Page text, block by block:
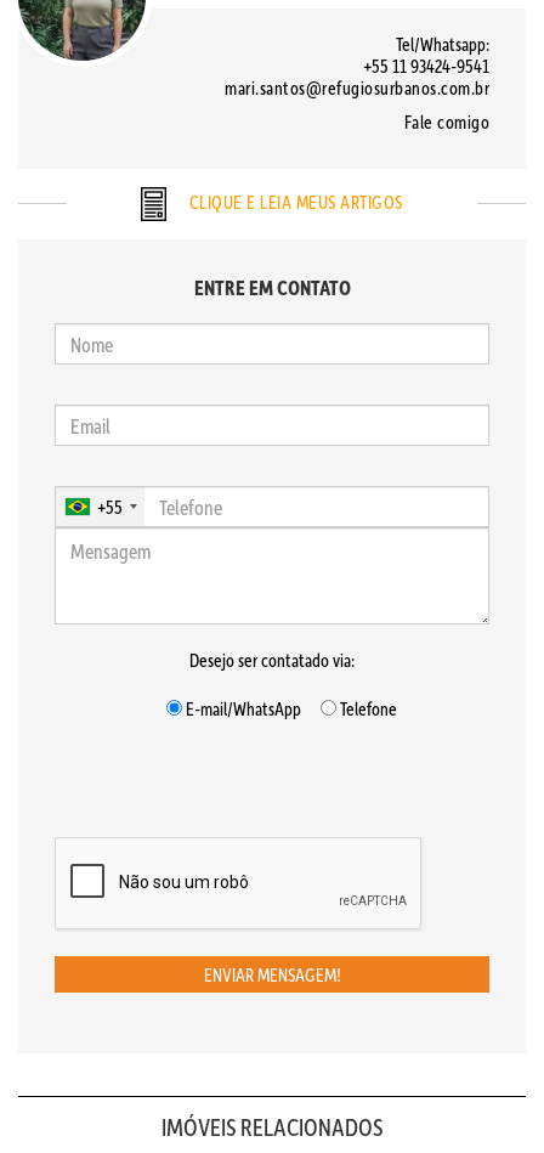
Tel/Whatsapp:
+55 11 93424-9541
mari.santos@refugiosurbanos.com.br
Fale comigo
CLIQUE E LEIA MEUS ARTIGOS
ENTRE EM CONTATO
+55
Desejo ser contatado via:
E-mail/WhatsApp
Telefone
ENVIAR MENSAGEM!
IMÓVEIS RELACIONADOS